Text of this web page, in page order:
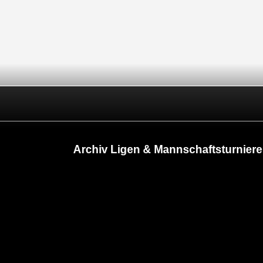
Archiv Ligen & Mannschaftsturniere